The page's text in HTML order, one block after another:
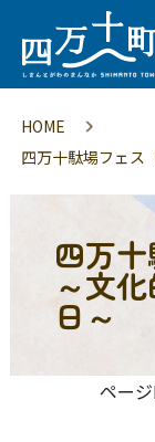
HOME
四万十駄場フェス
四万十
～文
日～
ペー